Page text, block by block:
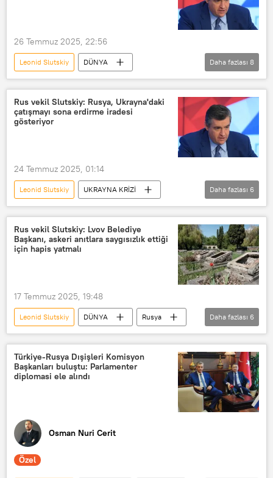
26 Temmuz 2025, 22:56
Leonid Slutskiy
DÜNYA
Rusya Devlet Duması
Ukrayna
Polonya
İstanbul
Vladimir Zelenskiy
Emmanuel Macron
Daha fazlası 8
Rus vekil Slutskiy: Rusya, Ukrayna'daki
çatışmayı sona erdirme iradesi
gösteriyor
24 Temmuz 2025, 01:14
Leonid Slutskiy
UKRAYNA KRİZİ
Rusya
Ukrayna
İstanbul
Müzakere
Rusya Devlet Duması
Vladimir Medinskiy
Daha fazlası 6
Rus vekil Slutskiy: Lvov Belediye
Başkanı, askeri anıtlara saygısızlık ettiği
için hapis yatmalı
17 Temmuz 2025, 19:48
Leonid Slutskiy DÜNYA
Rusya
Duma
Rusya parlamentosunun alt kanadı Duma
Duma Dış İlişkiler Komitesi
Daha fazlası 6
Türkiye-Rusya Dışişleri Komisyon
Başkanları buluştu: Parlamenter
diplomasi ele alındı
Osman Nuri Cerit
Özel